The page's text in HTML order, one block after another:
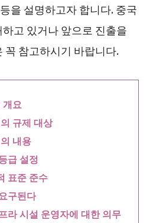
을 설명하고자 합니다. 중국
고 있거나 앞으로 진출을
꼭 참고하시기 바랍니다.
요
규제 대상
내용
급 설정
표준 준수
구된다
라 시설 운영자에 대한 의무